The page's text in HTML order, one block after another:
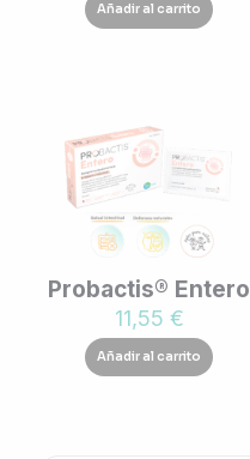
Añadir al carrito
Probactis® Entero
11,55 €
Añadir al carrito